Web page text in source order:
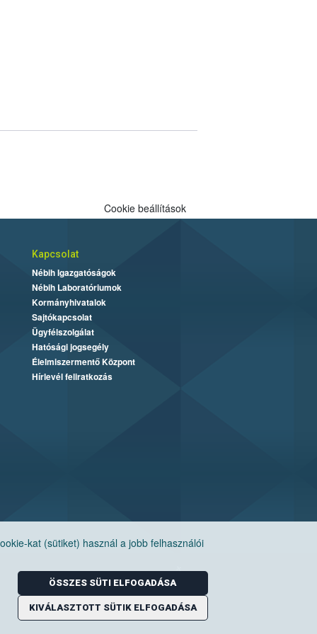
kat (sütiket) használ a jobb felhasználói
ÖSSZES SÜTI ELFOGADÁSA
KIVÁLASZTOTT SÜTIK ELFOGADÁSA
Cookie beállítások
Kapcsolat
Nébih Igazgatóságok
Nébih Laboratóriumok
Kormányhivatalok
Sajtókapcsolat
Ügyfélszolgálat
Hatósági jogsegély
Élelmiszermentő Központ
Hírlevél feliratkozás